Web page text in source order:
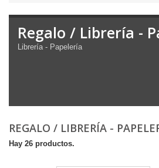
Regalo / Librería -
Librería - Papelería
REGALO / LIBRERÍA -
Hay 26 productos.